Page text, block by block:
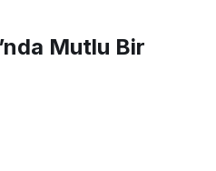
Mutlu Bir